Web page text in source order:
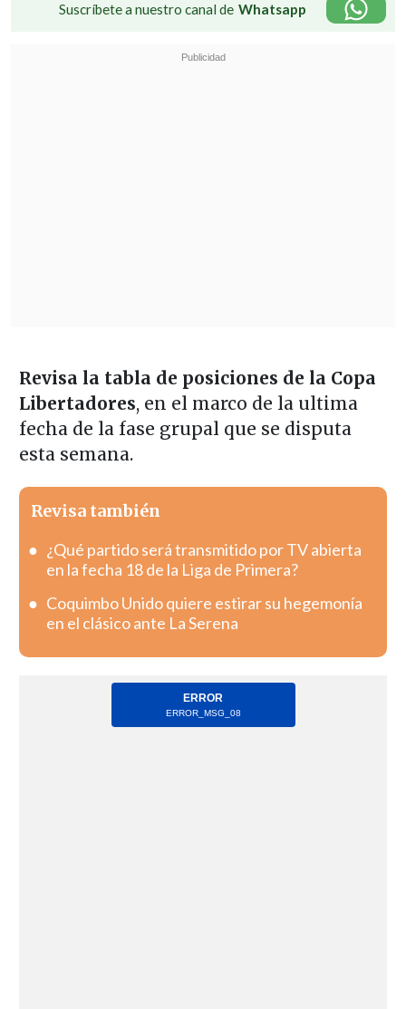
Suscríbete a nuestro canal de Whatsapp
Revisa la tabla de posiciones de la Copa
Libertadores, en el marco de la ultima
fecha de la fase grupal que se disputa
esta semana.
Revisa también
¿Qué partido será transmitido por TV abierta
en la fecha 18 de la Liga de Primera?
Coquimbo Unido quiere estirar su hegemonía
en el clásico ante La Serena